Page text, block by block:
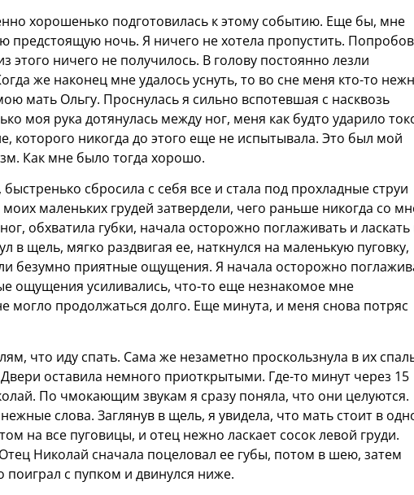
хорошенько подготовилась к этому событию. Еще бы, мне
предстоящую ночь. Я ничего не хотела пропустить.
этого ничего не получилось. В голову постоянно лезли
же наконец мне удалось уснуть, то во сне меня кто-то
мать Ольгу. Проснулась я сильно вспотевшая с насквозь
моя рука дотянулась между ног, меня как будто ударило
которого никогда до этого еще не испытывала. Это был мой
Как мне было тогда хорошо.
сбросила с себя все и стала под прохладные струи
маленьких грудей затвердели, чего раньше никогда со
обхватила губки, начала осторожно поглаживать и ласкать
в щель, мягко раздвигая ее, наткнулся на маленькую пуговку,
безумно приятные ощущения. Я начала осторожно
ощущения усиливались, что-то еще незнакомое мне
могло продолжаться долго. Еще минута, и меня снова потряс
что иду спать. Сама же незаметно проскользнула в их
оставила немного приоткрытыми. Где-то минут через 15
По чмокающим звукам я сразу поняла, что они целуются.
слова. Заглянув в щель, я увидела, что мать стоит в
на все пуговицы, и отец нежно ласкает сосок левой груди.
Николай сначала поцеловал ее губы, потом в шею, затем
с пупком и двинулся ниже.